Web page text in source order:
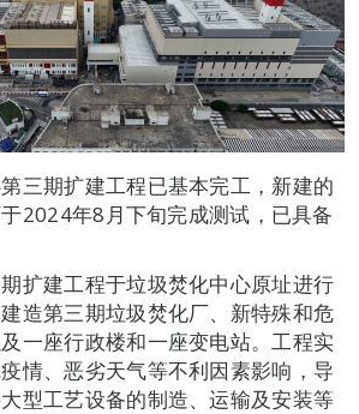
三期扩建工程已基本完工，新建的
2024年8月下旬完成测试，已具备
扩建工程于垃圾焚化中心原址进行
造第三期垃圾焚化厂、新特殊和危
一座行政楼和一座变电站。工程实
情、恶劣天气等不利因素影响，导
型工艺设备的制造、运输及安装等